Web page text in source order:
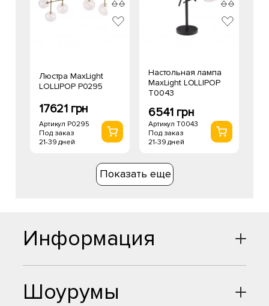
Люстра MaxLight
LOLLIPOP P0295
17621 грн
Артикул P0295
Под заказ
21-39 дней
Настольная лампа
MaxLight LOLLIPOP
T0043
6541 грн
Артикул T0043
Под заказ
21-39 дней
Показать еще
Шоурумы
Информация